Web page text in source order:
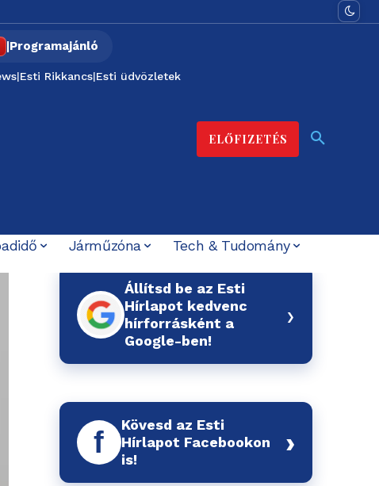
|Programajánló
|Esti Rikkancs|Esti üdvözletek
ELŐFIZETÉS
Járműzóna
Tech & Tudomány
Állítsd be az Esti
Hírlapot kedvenc
hírforrásként a
Google-ben!
›
f
Kövesd az Esti
Hírlapot Facebookon
is!
›